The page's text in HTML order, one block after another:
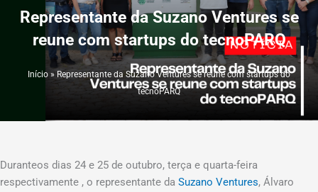
Representante da Suzano Ventures se
reune com startups do tecnoPARQ
Início » Representante da Suzano Ventures se reune com startups do
tecnoPARQ
Duranteos dias 24 e 25 de outubro, terça e quarta-feira
respectivamente , o representante da Suzano Ventures, Álvaro